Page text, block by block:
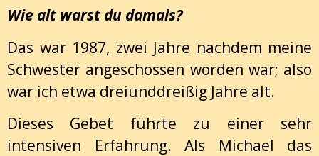
Wie alt warst du damals?
Das war 1987, zwei Jahre nachdem meine
Schwester angeschossen worden war; also
war ich etwa dreiunddreißig Jahre alt.
Dieses Gebet führte zu einer sehr
intensiven Erfahrung. Als Michael das